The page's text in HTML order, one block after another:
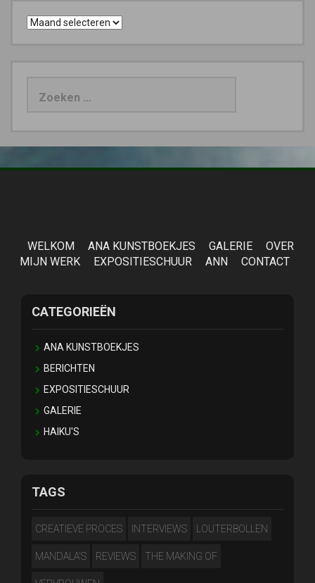
Archieven
WELKOM ANA KUNSTBOEKJES GALERIE
OVER
MIJN WERK
EXPOSITIESCHUUR ANN CONTACT
CATEGORIEËN
ANA KUNSTBOEKJES
BERICHTEN
EXPOSITIESCHUUR
GALERIE
HAIKU'S
TAGS
CREATIEVE PROCES INTERVIEWS LOUTERBOLLEN
MANDALA'S REVIEWS THE MAKING OF